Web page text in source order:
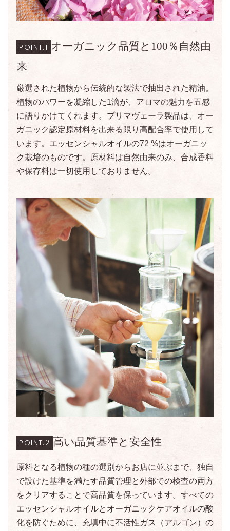
POINT.1 オーガニック品質と100％自然由
来
厳選された植物から伝統的な製法で抽出された精油。
植物のパワーを凝縮した1滴が、アロマの魅力を五感
に語りかけてくれます。プリマヴェーラ製品は、オー
ガニック認定原材料を出来る限り高配合率で使用して
います。エッセンシャルオイルの72 %はオーガニッ
ク栽培のものです。原材料は自然由来のみ、合成香料
や保存料は一切使用しておりません。
POINT.2 高い品質基準と安全性
原料となる植物の種の選別からお店に並ぶまで、独自
で設けた基準を満たす品質管理と外部での検査の両方
をクリアすることで高品質を保っています。すべての
エッセンシャルオイルとオーガニックケアオイルの酸
化を防ぐために、充填中に不活性ガス（アルゴン）の